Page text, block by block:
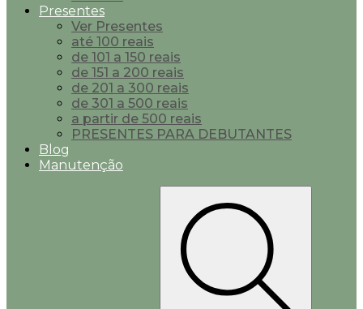
Presentes
Ver Presentes
até 100 reais
de 101 a 150 reais
de 151 a 200 reais
de 201 a 300 reais
de 301 a 500 reais
a partir de 500 reais
PRESENTES PARA DEBUTANTES
Blog
Manutenção